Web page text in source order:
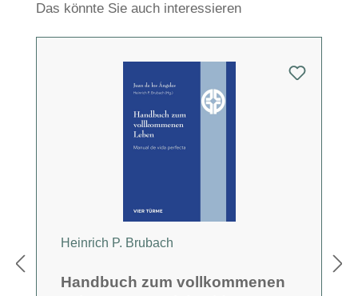
Produktgalerie überspringen
Das könnte Sie auch interessieren
Heinrich P. Brubach
Handbuch zum vollkommenen